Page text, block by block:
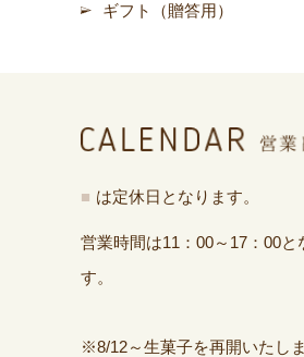
ギフト（贈答用）
■ は定休日となります。
営業時間は11：00～17：00と
す。
※8/12～生菓子を再開いたしま